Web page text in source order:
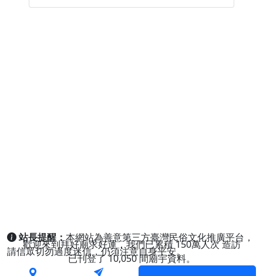
站長提醒：本網站為善意第三方臺灣民俗文化推廣平台，
請信眾切勿過度迷信，仍須注意自身平安。
歡迎來到拜好廟求好運，我們已累積150萬人次造訪
已刊登了10,050間廟宇資料。